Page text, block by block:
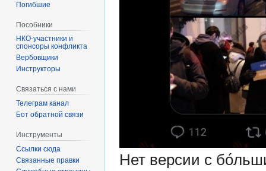
Нет версии с
Погибшие
Пособники
спонсоры конфликта
‏‎Вербовщики
Инструкторы
Связаться с нами
Телеграм канал
Бот обратной связи
Инструменты
Ссылки сюда
Связанные правки